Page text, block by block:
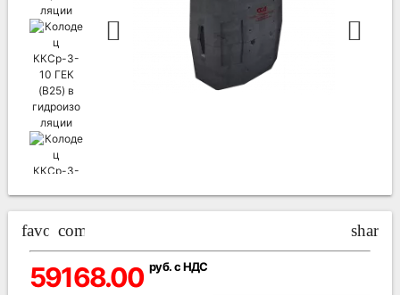
favorite_border
compare_arrows share
59168.00 руб. с НДС